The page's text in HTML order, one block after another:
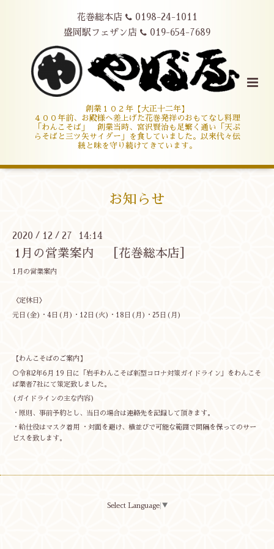
花巻総本店
0198-24-1011
盛岡駅フェザン店
019-654-7689
創業１０２年【大正十二年】
４００年前、お殿様へ差上げた花巻発祥のおもてなし料理
「わんこそば」 創業当時、宮沢賢治も足繁く通い「天ぷ
らそばと三ツ矢サイダー」を食していました。以来代々伝
統と味を守り続けてきています。
お知らせ
2020 / 12 / 27 14:14
1月の営業案内 ［花巻総本店］
1月の営業案内
〈定休日〉
元日(金)・4日(月)・12日(火)・18日(月)・25日(月)
【わんこそばのご案内】
○令和2年6月 19 日に「岩手わんこそば新型コロナ対策ガイドライン」をわんこそ
ば業者7社にて策定致しました。
(ガイドラインの主な内容)
・原則、事前予約とし、当日の場合は連絡先を記録して頂きます。
・給仕役はマスク着用 ・対面を避け、横並びで可能な範囲で間隔を保ってのサー
ビスを致します。
Select Language ▼